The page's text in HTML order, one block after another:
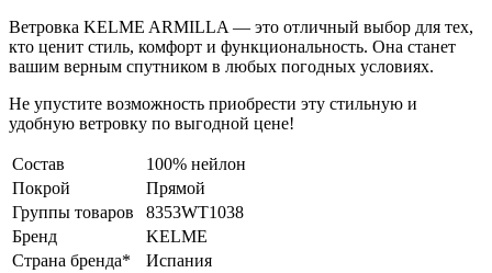
Ветровка KELME ARMILLA — это отличный выбор для тех,
кто ценит стиль, комфорт и функциональность. Она станет
вашим верным спутником в любых погодных условиях.
Не упустите возможность приобрести эту стильную и
удобную ветровку по выгодной цене!
Состав
100% нейлон
Покрой
Прямой
Группы товаров
8353WT1038
Бренд
KELME
Страна бренда*
Испания